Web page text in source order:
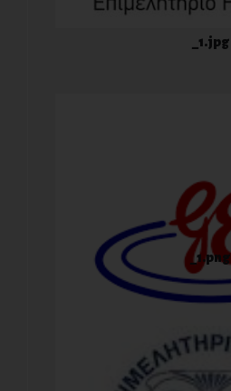
_1.jpg
_1.png